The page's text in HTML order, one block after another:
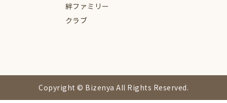
絆ファミリー
クラブ
Copyright © Bizenya All Rights Reserved.